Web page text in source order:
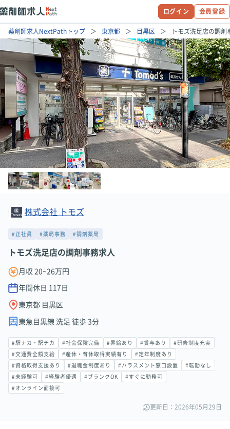
ログイン 会員登録
薬剤師求人NextPathトップ 東京都 目黒区 トモズ洗足店の調剤
株式会社 トモズ
#正社員 #薬局事務 #調剤薬局
トモズ洗足店の調剤事務求人
月収 20~26万円
年間休日 117 日
東京都 目黒区
東急目黒線 洗足 徒歩 3分
#駅ナカ・駅チカ #社会保険完備 #昇給あり #賞与あり #研修制度充実
#交通費全額支給 #産休・育休取得実績有り #定年制度あり
#資格取得支援あり #退職金制度あり #ハラスメント窓口設置 #転勤なし
#未経験可 #経験者優遇 #ブランクOK #すぐに勤務可
#オンライン面接可
更新日：2026年05月29日